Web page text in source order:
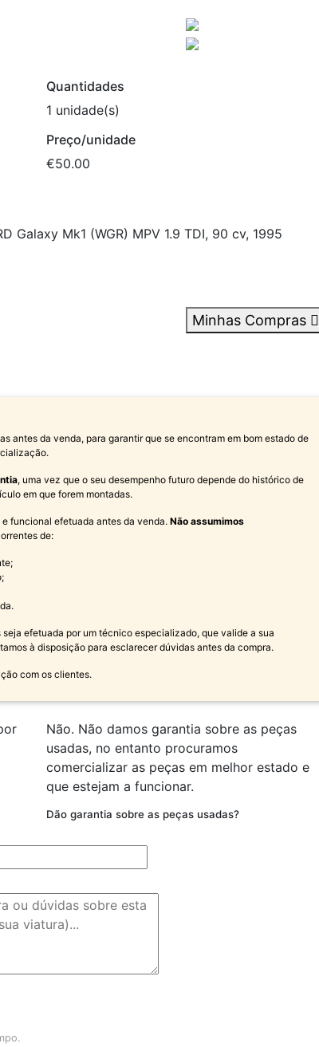
Quantidades
1 unidade(s)
Preço/unidade
€50.00
Galaxy Mk1 (WGR) MPV 1.9 TDI, 90 cv, 1995
Minhas Compras
antes da venda, para garantir que se encontram em bom estado de
, uma vez que o seu desempenho futuro depende do histórico de
em que forem montadas.
funcional efetuada antes da venda. Não assumimos
de:
efetuada por um técnico especializado, que valide a sua
à disposição para esclarecer dúvidas antes da compra.
com os clientes.
Não. Não damos garantia sobre as peças
usadas, no entanto procuramos
comercializar as peças em melhor estado e
que estejam a funcionar.
Dão garantia sobre as peças usadas?